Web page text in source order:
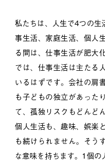
私たちは、人生で4つの
事生活、家庭生活、個人
る間は、仕事生活が肥大
では、仕事生活は主たる
いるはずです。会社の肩
も子どもの独立があった
て、孤独リスクもどんど
個人生活も、趣味、娯楽
も続けられません。そう
な意味を持ちます。1個